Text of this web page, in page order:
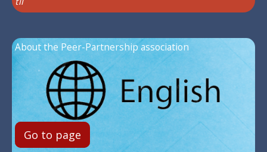
About the Peer-Partnership association
Go to page